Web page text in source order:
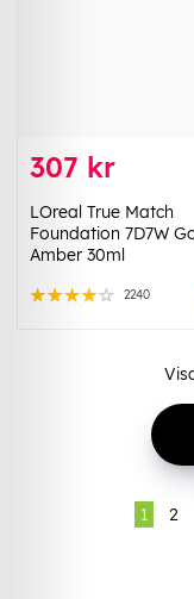
307 kr
LOreal True Match
Foundation 7D7W
Amber 30ml
2240
1 2